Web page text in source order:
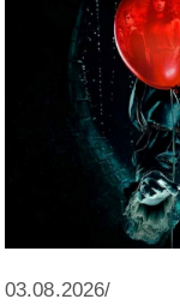
03.08.2026/